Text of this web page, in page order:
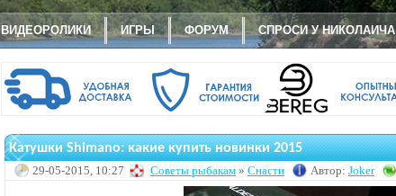
ВИДЕОРОЛИКИ ИГРЫ ФОРУМ СПРОСИ У НИКОЛАИЧА
Катушки Shimano: какие купить новинки 2015
29-05-2015, 10:27 Советы рыбакам » Снасти Автор: Joker